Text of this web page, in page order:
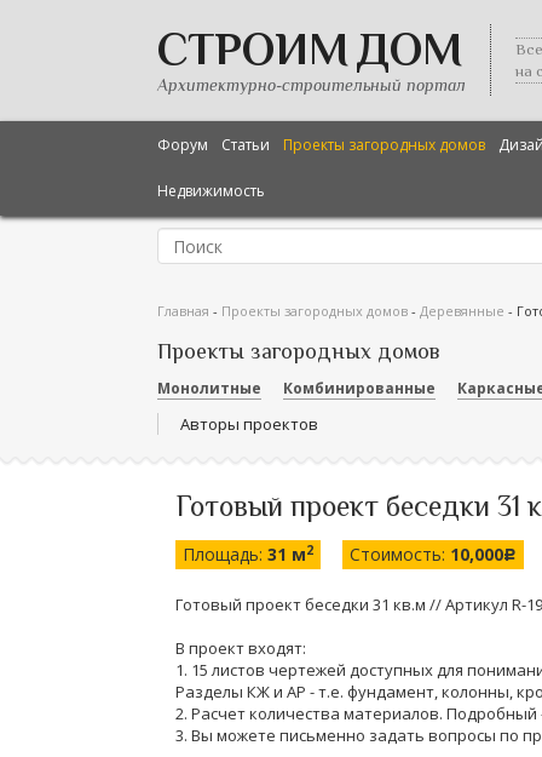
СТРОИМ ДОМ
Архитектурно-строительный портал
на
Форум Статьи Проекты загородных домов
Недвижимость
Главная - Проекты загородных домов - Деревянные -
Проекты загородных домов
Монолитные Комбинированные
Авторы проектов
Готовый проект беседки 31
Площадь: 31 м2 Стоимость: 10,000c
Готовый проект беседки 31 кв.м // Артикул R-
В проект входят:
1. 15 листов чертежей доступных для
Разделы КЖ и АР - т.е. фундамент, колонны,
2. Расчет количества материалов. Подробный
3. Вы можете письменно задать вопросы по